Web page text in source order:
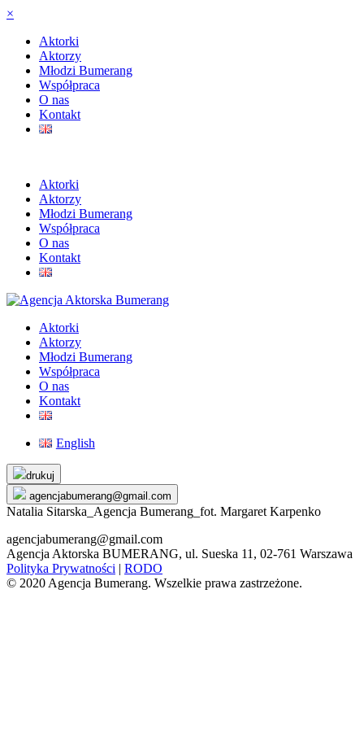
×
Aktorki
Aktorzy
Młodzi Bumerang
Współpraca
O nas
Kontakt
Aktorki
Aktorzy
Młodzi Bumerang
Współpraca
O nas
Kontakt
Aktorki
Aktorzy
Młodzi Bumerang
Współpraca
O nas
Kontakt
English
Skip
to
content
drukuj
agencjabumerang@gmail.com
Natalia Sitarska_Agencja Bumerang_fot. Margaret Karpenko
agencjabumerang@gmail.com
Agencja Aktorska BUMERANG, ul. Sueska 11, 02-761 Warszawa
Polityka Prywatności | RODO
© 2020 Agencja Bumerang. Wszelkie prawa zastrzeżone.